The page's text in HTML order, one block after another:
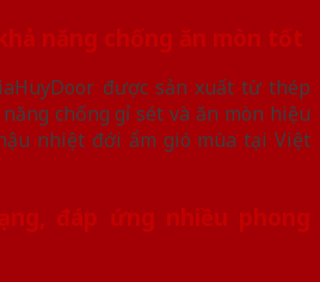
năng chống ăn mòn tốt
được sản xuất từ thép
chống gỉ sét và ăn mòn hiệu
nhiệt đới ẩm gió mùa tại Việt
đáp ứng nhiều phong